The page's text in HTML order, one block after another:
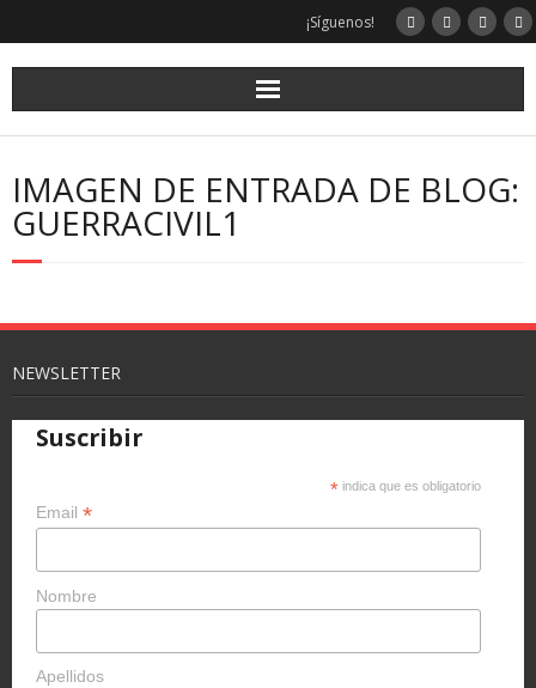
¡Síguenos!
IMAGEN DE ENTRADA DE BLOG:
GUERRACIVIL1
NEWSLETTER
Suscribir
* indica que es obligatorio
Email *
Nombre
Apellidos